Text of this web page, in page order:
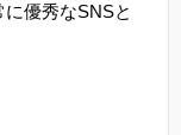
優秀なSNSと